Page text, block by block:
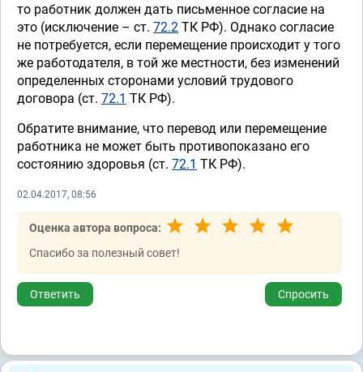
то работник должен дать письменное согласие на
это (исключение – ст. 72.2 ТК РФ). Однако согласие
не потребуется, если перемещение происходит у того
же работодателя, в той же местности, без изменений
определенных сторонами условий трудового
договора (ст. 72.1 ТК РФ).
Обратите внимание, что перевод или перемещение
работника не может быть противопоказано его
состоянию здоровья (ст. 72.1 ТК РФ).
02.04.2017, 08:56
Оценка автора вопроса:
Спасибо за полезный совет!
Ответить Спросить